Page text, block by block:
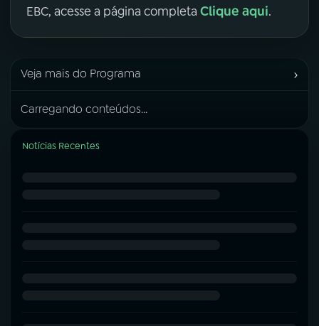
EBC, acesse a página completa Clique aqui.
Veja mais do Programa ›
Carregando conteúdos...
Notícias Recentes